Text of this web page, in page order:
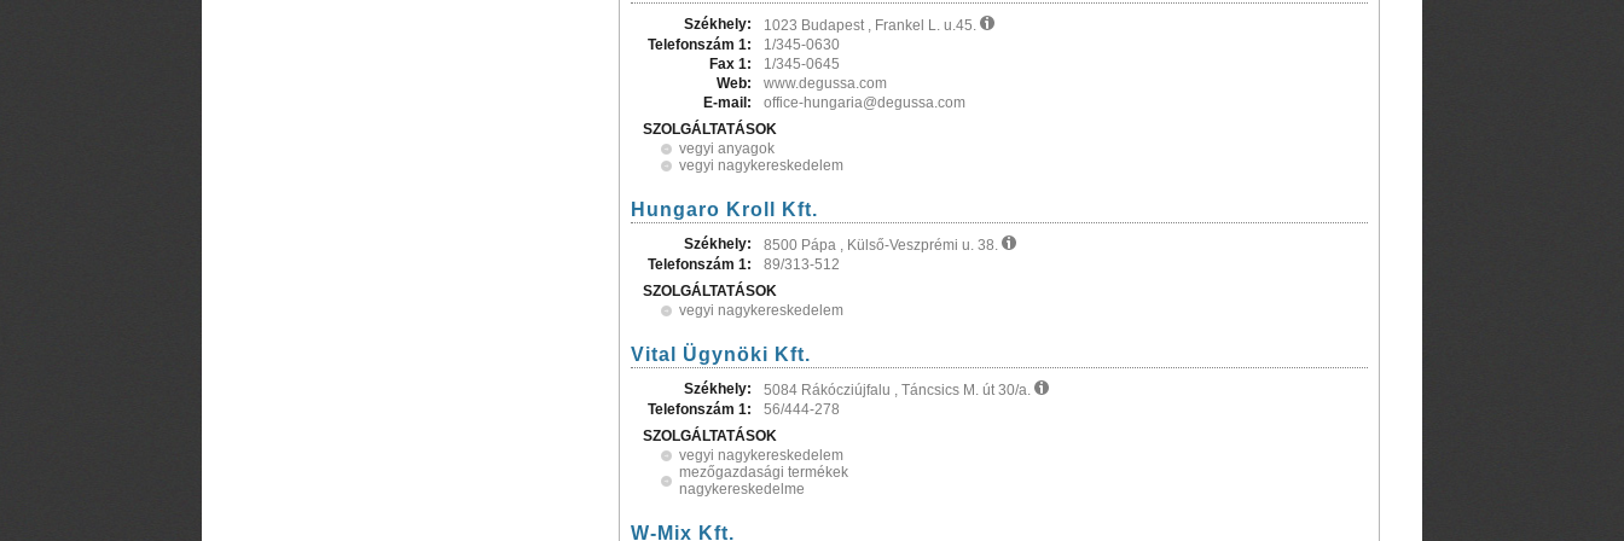
Székhely:
1023 Budapest , Frankel L. u.45.
Telefonszám 1:
1/345-0630
Fax 1:
1/345-0645
Web:
www.degussa.com
E-mail:
office-hungaria@degussa.com
SZOLGÁLTATÁSOK
vegyi anyagok
vegyi nagykereskedelem
Hungaro Kroll Kft.
Székhely:
8500 Pápa , Külső-Veszprémi u. 38.
Telefonszám 1:
89/313-512
SZOLGÁLTATÁSOK
vegyi nagykereskedelem
Vital Ügynöki Kft.
Székhely:
5084 Rákócziújfalu , Táncsics M. út 30/a.
Telefonszám 1:
56/444-278
SZOLGÁLTATÁSOK
vegyi nagykereskedelem
mezőgazdasági termékek
nagykereskedelme
W-Mix Kft.